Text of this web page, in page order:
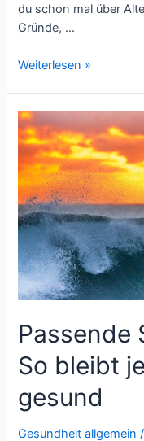
du schon mal über
Gründe, …
Warum
Insektenschutzmittel
die
bessere
Wahl
sind
Weiterlesen »
Passende
So bleibt
gesund
Gesundheit allgemein